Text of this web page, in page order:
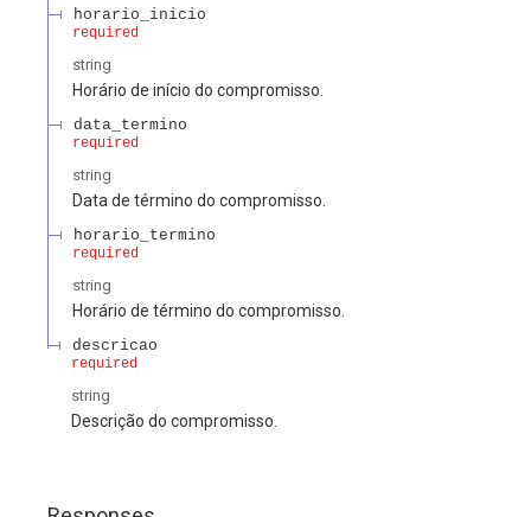
horario_inicio
required
string
Horário de início do compromisso.
data_termino
required
string
Data de término do compromisso.
horario_termino
required
string
Horário de término do compromisso.
descricao
required
string
Descrição do compromisso.